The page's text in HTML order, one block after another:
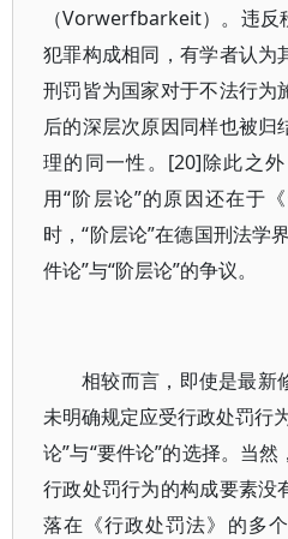
（Vorwerfbarkeit）。违反
犯罪构成相同，有学者认为
刑罚皆为国家对于不法行为
后的深层次原因同样也被归
理的同一性。[20]除此之
用“阶层论”的原因还在于
时，“阶层论”在德国刑法学
件论”与“阶层论”的争议。
相较而言，即使是最新
未明确规定应受行政处罚行
论”与“要件论”的选择。当
行政处罚行为的构成要素没
落在《行政处罚法》的多